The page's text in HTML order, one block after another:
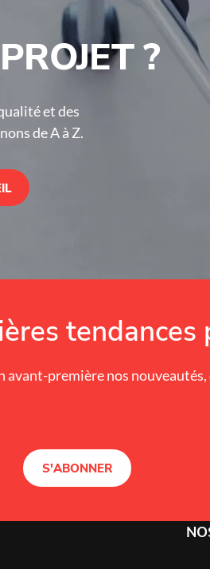
?
et des
de A à Z.
première nos nouveautés,
S'ABONNER